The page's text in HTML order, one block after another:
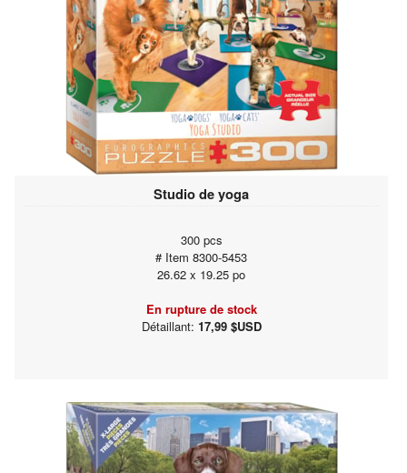
Studio de yoga
300 pcs
# Item 8300-5453
26.62 x 19.25 po
En rupture de stock
Détaillant: 17,99 $USD